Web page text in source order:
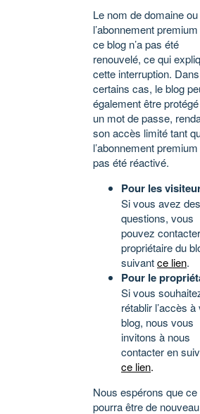
Le nom de domaine ou
l’abonnement
ce blog n’a pas été
renouvelé, ce qui
cette interruption. Dans
certains cas, le blog
également être
un mot de passe,
son accès limité tant
l’abonnement premium
pas été réactivé.
Pour les
Si vous avez des
questions, vous
pouvez
propriétaire du
suivantce lien.
Pour le
Si vous
rétablir l’accès à
blog, nous vous
invitons à nous
contacter en
ce lien.
Nous espérons que ce
pourra être de nouveau